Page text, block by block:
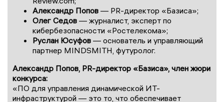
Александр Попов — PR-директор «Базиса»;
Олег Седов — журналист, эксперт по
кибербезопасности «Ростелекома»;
Руслан Юсуфов — основатель и управляющий
партнер MINDSMITH, футуролог.
Александр Попов, PR-директор «Базиса», член жюри
конкурса:
«ПО для управления динамической ИТ-
инфраструктурой — это то, что обеспечивает